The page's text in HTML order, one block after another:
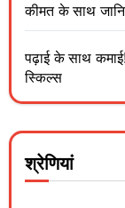
कीमत के साथ
पढ़ाई के साथ
स्किल्स
श्रेणियां